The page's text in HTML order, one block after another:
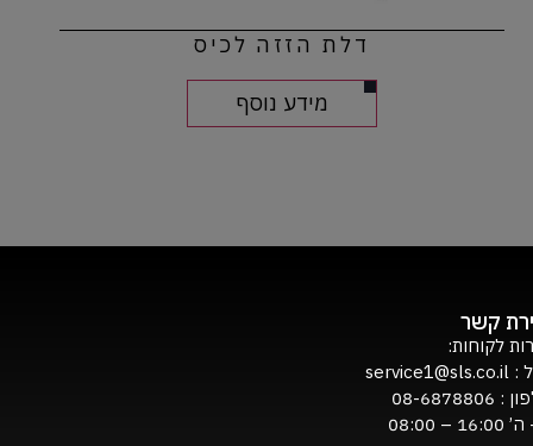
דלת הזזה לכיס
מידע נוסף
קשר
לקוחות:
:
:
08-6878806
– 08:00